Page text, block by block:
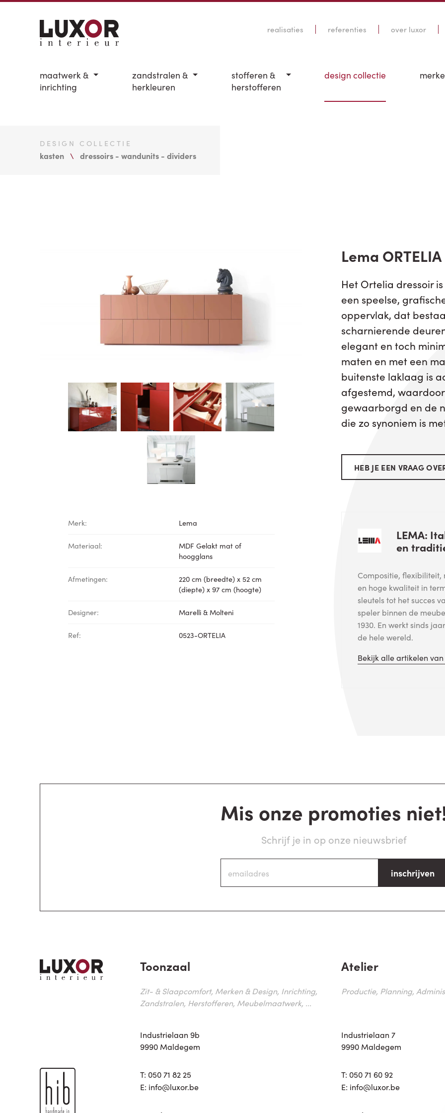
realisaties referenties over luxor
maatwerk &
inrichting
zandstralen &
herkleuren
stofferen &
herstofferen
design collectie
DESIGN COLLECTIE
kasten dressoirs - wandunits - dividers
Merk: Lema
Materiaal:
MDF Gelakt mat of
hoogglans
Afmetingen:
220 cm (breedte) x 52 cm
(diepte) x 97 cm (hoogte)
Designer: Marelli & Molteni
Ref: 0523-ORTELIA
Lema
Het Ortelia dressoir
een speelse,
oppervlak, dat
scharnierende
elegant en toch
maten en met een
buitenste laklaag is
afgestemd,
gewaarborgd en de
die zo synoniem is
HEB JE EEN VRAAG
LEMA:
en
Compositie,
en hoge kwaliteit in
sleutels tot het succes
speler binnen de
1930. En werkt sinds
de hele wereld.
Bekijk alle artikelen van
Mis onze promoties
Schrijf je in op onze nieuwsbrief
inschrijven
Toonzaal
Zit- & Slaapcomfort, Merken & Design, Inrichting,
Zandstralen, Herstofferen, Meubelmaatwerk, ...
Industrielaan 9b
9990 Maldegem
T: 050 71 82 25
E: info@luxor.be
Atelier
Productie, Planning,
Industrielaan 7
9990 Maldegem
T: 050 71 60 92
E: info@luxor.be